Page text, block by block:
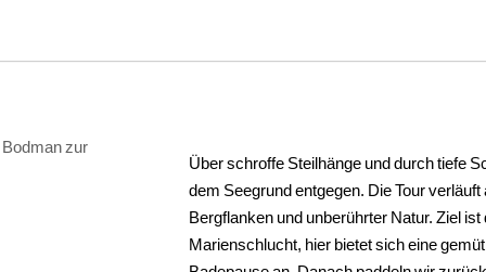
Über schroffe Steilhänge und durch tiefe
dem Seegrund entgegen. Die Tour
Bergflanken und unberührter Natur. Ziel
Marienschlucht, hier bietet sich eine